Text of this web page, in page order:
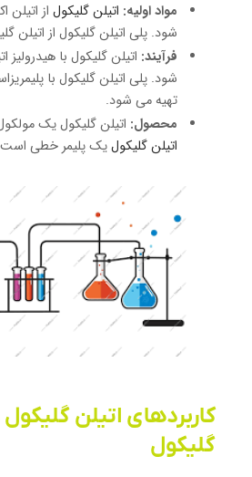
مواد اولیه: اتیلن گلیکول از
شود. پلی اتیلن گلیکول از اتیلن
فرآیند: اتیلن گلیکول با هیدرولیز
شود. پلی اتیلن گلیکول با
تهیه می شود.
محصول: اتیلن گلیکول یک
اتیلن گلیکولیک پلیمر خطی
کاربردهای اتیلن
گلیکول